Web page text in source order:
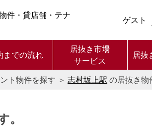
件・貸店舗・テナ
ゲスト
までの流れ
居抜き市場
サービス
居抜
ト物件を探す ＞ 志村坂上駅 の居抜き物